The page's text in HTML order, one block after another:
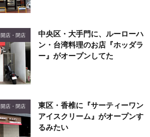
開店・閉店
中央区・大手門に、ルーローハ
ン・台湾料理のお店『ホッダラ
ー』がオープンしてた
開店・閉店
東区・香椎に『サーティーワン
アイスクリーム』がオープンす
るみたい